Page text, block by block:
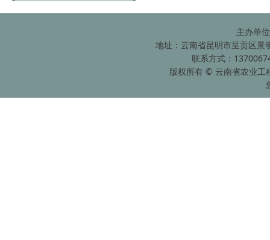
主办单
地址：云南省昆明市呈贡区
联系方式：
版权所有 © 云南省农业工